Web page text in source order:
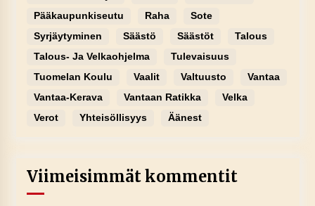
Pääkaupunkiseutu
Raha
Sote
Syrjäytyminen
Säästö Säästöt
Talous
Talous- Ja Velkaohjelma
Tulevaisuus
Tuomelan Koulu
Vaalit Valtuusto
Vantaa
Vantaa-Kerava
Vantaan Ratikka
Velka
Verot
Yhteisöllisyys Äänest
Viimeisimmät kommentit